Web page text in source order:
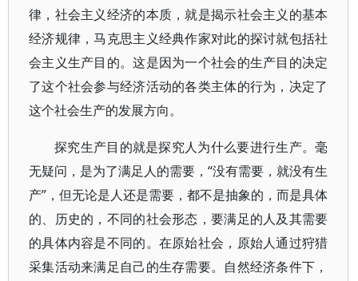
律，社会主义经济的本质，就是揭示社会主义的基本
经济规律，马克思主义经典作家对此的探讨就包括社
会主义生产目的。这是因为一个社会的生产目的决定
了这个社会参与经济活动的各类主体的行为，决定了
这个社会生产的发展方向。
探究生产目的就是探究人为什么要进行生产。毫
无疑问，是为了满足人的需要，“没有需要，就没有生
产”，但无论是人还是需要，都不是抽象的，而是具体
的、历史的，不同的社会形态，要满足的人及其需要
的具体内容是不同的。在原始社会，原始人通过狩猎
采集活动来满足自己的生存需要。自然经济条件下，